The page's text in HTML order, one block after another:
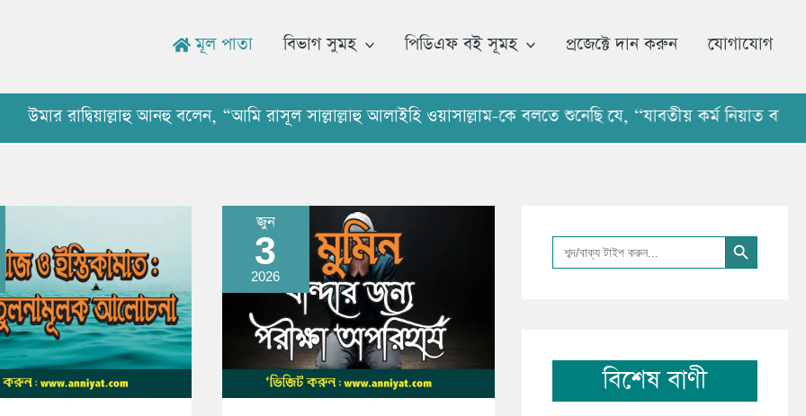
মূল পাতা বিভাগ সুমহ পিডিএফ বই সূমহ প্রজেক্টে দান করুন যোগাযোগ
আনহু বলেন, “আমি রাসূল সাল্লাল্লাহু আলাইহি ওয়াসাল্লাম-কে বলতে শুনেছি যে, ‘‘যাবতীয় কর্ম নিয়াত বা
জুন
3
2026
মুমিন
বান্দার
জন্য
আল্লাহর
পরীক্ষা
অনিবার্য
Search
for:
Search Button
বিশেষ বাণী
ভ